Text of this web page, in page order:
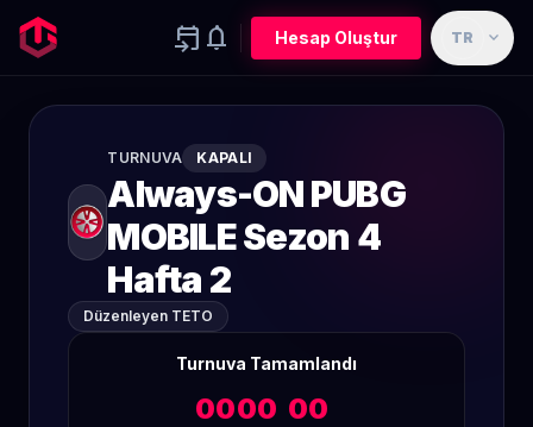
event_upcoming notifications Hesap Oluştur TR expand_more
TURNUVA KAPALI
Always-ON PUBG
MOBILE Sezon 4
Hafta 2
Düzenleyen TETO
Turnuva Tamamlandı
0000 00